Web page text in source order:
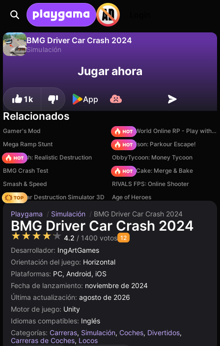
BMG Driver Car Crash 2024
Simulación
¡Guarda el progreso!Jugar ahora
1k App
Relacionados
Gamer's Mod
Sprunki World Online RP - Play with Friends!
Mega Ramp Stunt
Barry Prison: Parkour Escape!
Car Crush: Realistic Destruction
ObbyTycoon: Money Tycoon
BMG Crash Test
Piece of Cake: Merge & Bake
Smash & Speed
RIVALS FPS: Online Shooter
Online Car Destruction Simulator 3D
Age of Heroes
Playgama / Simulación / BMG Driver Car Crash 2024
BMG Driver Car Crash 2024
★★★★★ 4.2 / 1400 votos 12
Desarrollador: IngArtGames
Orientación del juego: Horizontal
Plataformas: PC, Android, iOS
Fecha de lanzamiento: noviembre de 2024
Última actualización: agosto de 2026
Motor de juego: Unity
Idiomas compatibles: Inglés
Categorías: Carreras, Simulación, Coches, Divertidos,
Carreras de Coches, Locos